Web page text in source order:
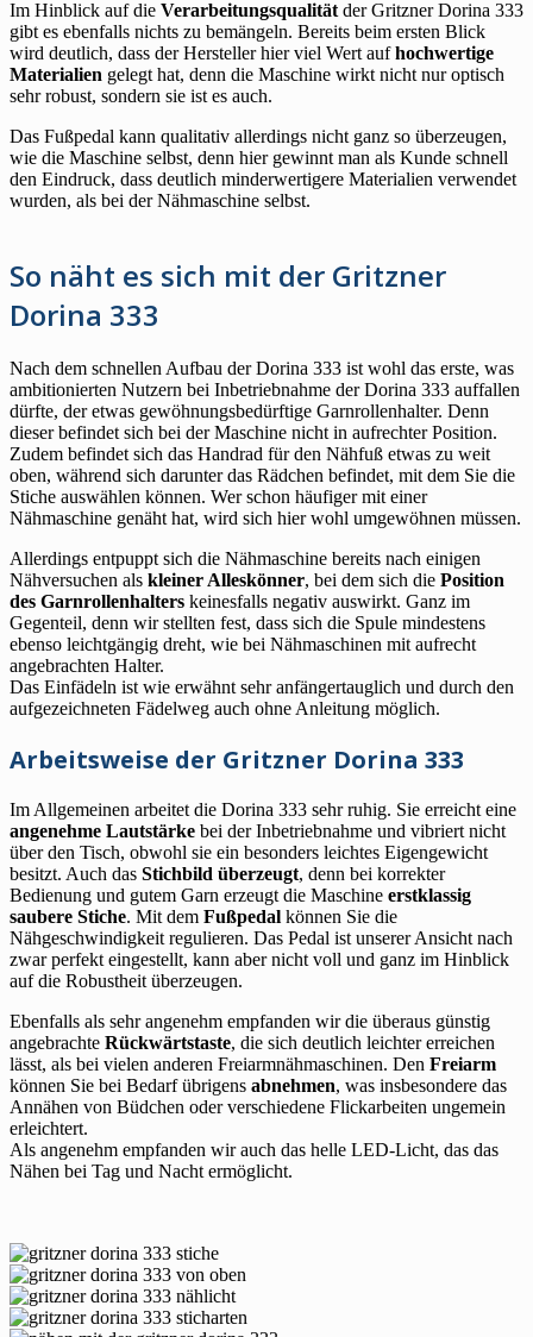
Im Hinblick auf die Verarbeitungsqualität der Gritzner Dorina 333
gibt es ebenfalls nichts zu bemängeln. Bereits beim ersten Blick
wird deutlich, dass der Hersteller hier viel Wert aufhochwertige
Materialien gelegt hat, denn die Maschine wirkt nicht nur optisch
sehr robust, sondern sie ist es auch.
Das Fußpedal kann qualitativ allerdings nicht ganz so überzeugen,
wie die Maschine selbst, denn hier gewinnt man als Kunde schnell
den Eindruck, dass deutlich minderwertigere Materialien verwendet
wurden, als bei der Nähmaschine selbst.
So näht es sich mit der Gritzner
Dorina 333
Nach dem schnellen Aufbau der Dorina 333 ist wohl das erste, was
ambitionierten Nutzern bei Inbetriebnahme der Dorina 333 auffallen
dürfte, der etwas gewöhnungsbedürftige Garnrollenhalter. Denn
dieser befindet sich bei der Maschine nicht in aufrechter Position.
Zudem befindet sich das Handrad für den Nähfuß etwas zu weit
oben, während sich darunter das Rädchen befindet, mit dem Sie die
Stiche auswählen können. Wer schon häufiger mit einer
Nähmaschine genäht hat, wird sich hier wohl umgewöhnen müssen.
Allerdings entpuppt sich die Nähmaschine bereits nach einigen
Nähversuchen als kleiner Alleskönner, bei dem sich die Position
des Garnrollenhalters keinesfalls negativ auswirkt. Ganz im
Gegenteil, denn wir stellten fest, dass sich die Spule mindestens
ebenso leichtgängig dreht, wie bei Nähmaschinen mit aufrecht
angebrachten Halter.
Das Einfädeln ist wie erwähnt sehr anfängertauglich und durch den
aufgezeichneten Fädelweg auch ohne Anleitung möglich.
Arbeitsweise der Gritzner Dorina 333
Im Allgemeinen arbeitet die Dorina 333 sehr ruhig. Sie erreicht eine
angenehme Lautstärke bei der Inbetriebnahme und vibriert nicht
über den Tisch, obwohl sie ein besonders leichtes Eigengewicht
besitzt. Auch das Stichbild überzeugt, denn bei korrekter
Bedienung und gutem Garn erzeugt die Maschine erstklassig
saubere Stiche. Mit dem Fußpedal können Sie die
Nähgeschwindigkeit regulieren. Das Pedal ist unserer Ansicht nach
zwar perfekt eingestellt, kann aber nicht voll und ganz im Hinblick
auf die Robustheit überzeugen.
Ebenfalls als sehr angenehm empfanden wir die überaus günstig
angebrachte Rückwärtstaste, die sich deutlich leichter erreichen
lässt, als bei vielen anderen Freiarmnähmaschinen. Den Freiarm
können Sie bei Bedarf übrigens abnehmen, was insbesondere das
Annähen von Büdchen oder verschiedene Flickarbeiten ungemein
erleichtert.
Als angenehm empfanden wir auch das helle LED-Licht, das das
Nähen bei Tag und Nacht ermöglicht.